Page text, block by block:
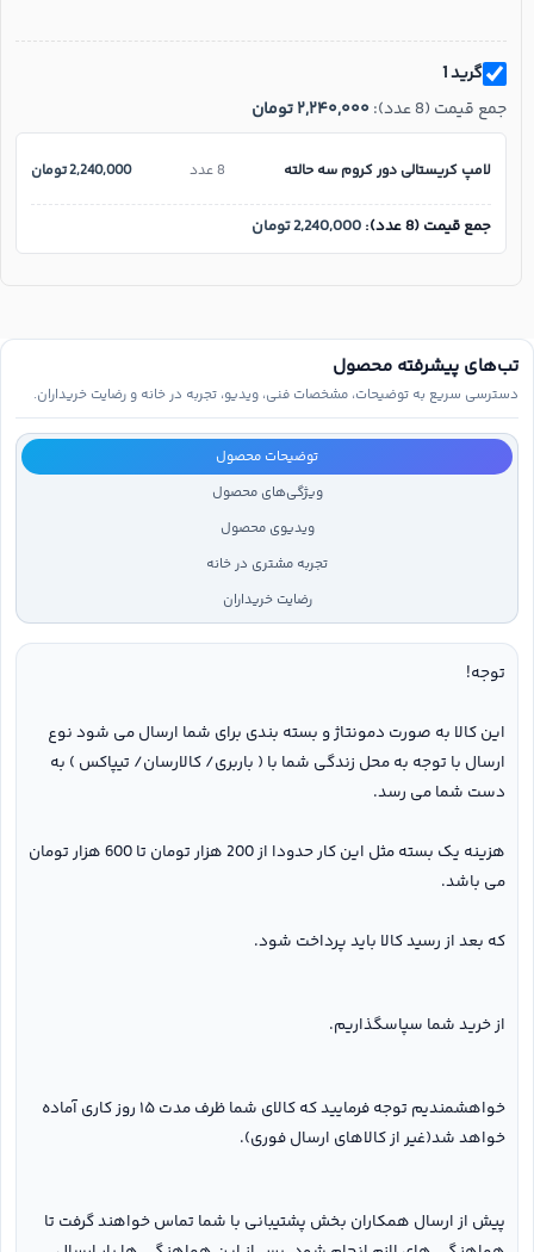
گرید 1
جمع قیمت (8 عدد):
۲,۲۴۰,۰۰۰تومان
لامپ کریستالی دور کروم سه حالته 8 عدد 2,240,000تومان
جمع قیمت (8 عدد): 2,240,000تومان
تب‌های پیشرفته محصول
دسترسی سریع به توضیحات، مشخصات فنی، ویدیو، تجربه در خانه و رضایت خریداران.
توضیحات محصول
ویژگی‌های محصول
ویدیوی محصول
تجربه مشتری در خانه
رضایت خریداران
توجه!
این کالا به صورت دمونتاژ و بسته بندی برای شما ارسال می شود نوع
ارسال با توجه به محل زندگی شما با ( باربری/ کالارسان/ تیپاکس ) به
دست شما می رسد.
هزینه یک بسته مثل این کار حدودا از 200 هزار تومان تا 600 هزار تومان
می باشد.
که بعد از رسید کالا باید پرداخت شود.
از خرید شما سپاسگذاریم.
خواهشمندیم توجه فرمایید که کالای شما ظرف مدت ۱۵ روز کاری آماده
خواهد شد(غیر از کالاهای ارسال فوری).
پیش از ارسال همکاران بخش پشتیبانی با شما تماس خواهند گرفت تا